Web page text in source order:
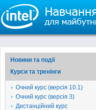
Новини та події
Курси та тренінги
Очний курс (версія 10.1)
Очний курс (версія 3)
Дистанційний курс